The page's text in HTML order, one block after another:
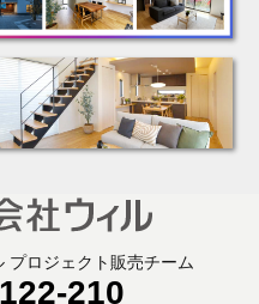
プロジェクト販売チーム
210